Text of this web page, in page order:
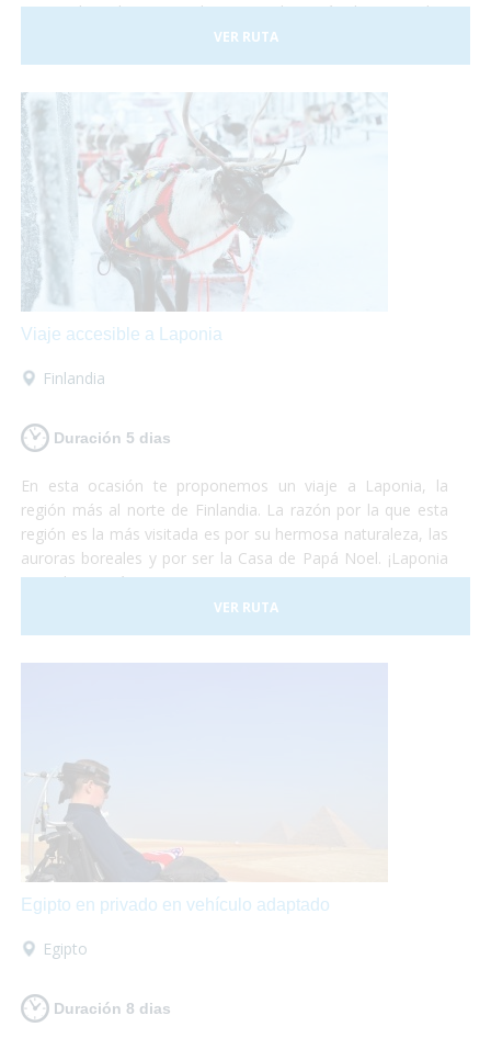
vienen de todas partes de Europa, hay más de 80.000 km
señalizados. No deberás preocuparte por nada, sólo de
disfrutar de la etapa ya que nosotros nos encargaremos del
de los dos tramos, o los dos!
VER RUTA
Viaje accesible a Laponia
Finlandia
Duración 5 dias
En esta ocasión te proponemos un viaje a Laponia, la
región más al norte de Finlandia. La razón por la que esta
región es la más visitada es por su hermosa naturaleza, las
auroras boreales y por ser la Casa de Papá Noel. ¡Laponia
es un lugar mágico!
VER RUTA
Egipto en privado en vehículo adaptado
Egipto
Duración 8 dias